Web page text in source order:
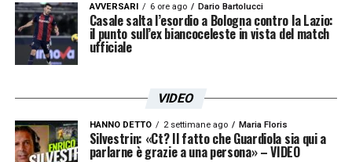
AVVERSARI 6 ore ago Dario Bartolucci
Casale salta l’esordio a Bologna contro la Lazio:
il punto sull’ex biancoceleste in vista del match
ufficiale
VIDEO
HANNO DETTO 2 settimane ago Maria Floris
Silvestrin: «Ct? Il fatto che Guardiola sia qui a
parlarne è grazie a una persona» – VIDEO